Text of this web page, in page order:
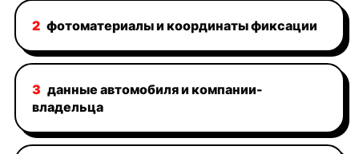
2 фотоматериалы и координаты фиксации
3 данные автомобиля и компании-
владельца